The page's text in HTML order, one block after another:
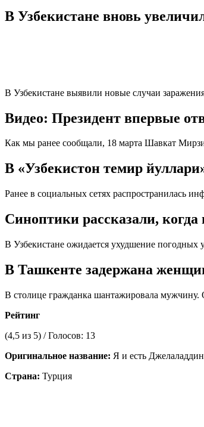
В Узбекистане вновь
В Узбекистане выявили новые случаи
Видео: Президент впервые
Как мы ранее сообщали, 18 марта Шавкат
В «Узбекистон темир
Ранее в социальных сетях распространилась
Синоптики рассказали, когда
В Узбекистане ожидается ухудшение
В Ташкенте задержана
В столице гражданка шантажировала
Рейтинг
(4,5 из 5) / Голосов: 13
Оригинальное название: Я и есть
Страна: Турция